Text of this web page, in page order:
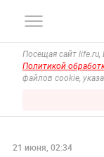
Посещая сайт
Политикой
файлов cookie,
21 июня, 02:34